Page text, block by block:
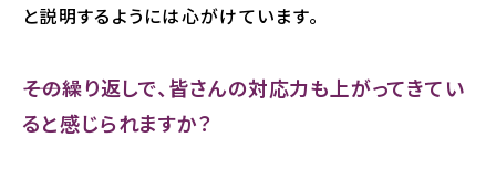
と説明するようには心がけています。
――その繰り返しで、皆さんの対応力も上がってきてい
ると感じられますか？